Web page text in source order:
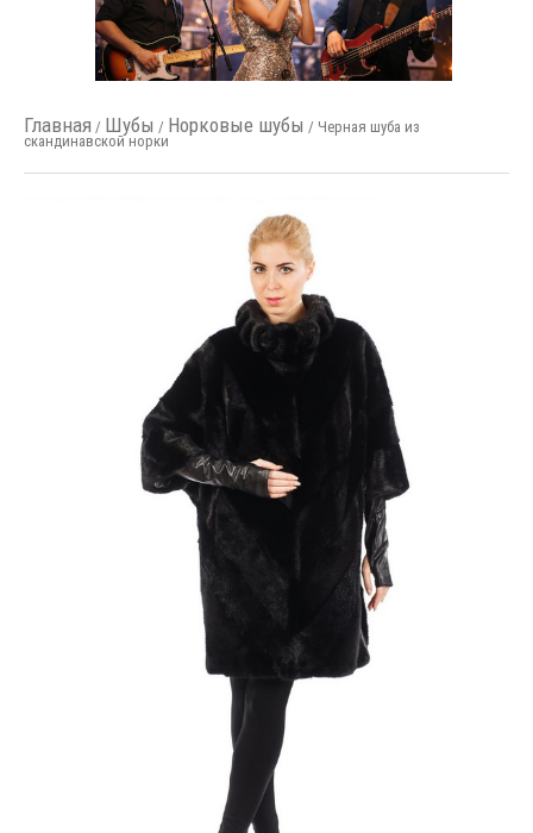
Главная / Шубы / Норковые шубы / Черная шуба из
скандинавской норки